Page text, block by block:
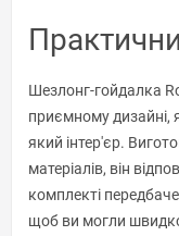
Шезлонг-гойдалка
приємному дизайні,
який інтер'єр.
матеріалів, він
комплекті
щоб ви могли